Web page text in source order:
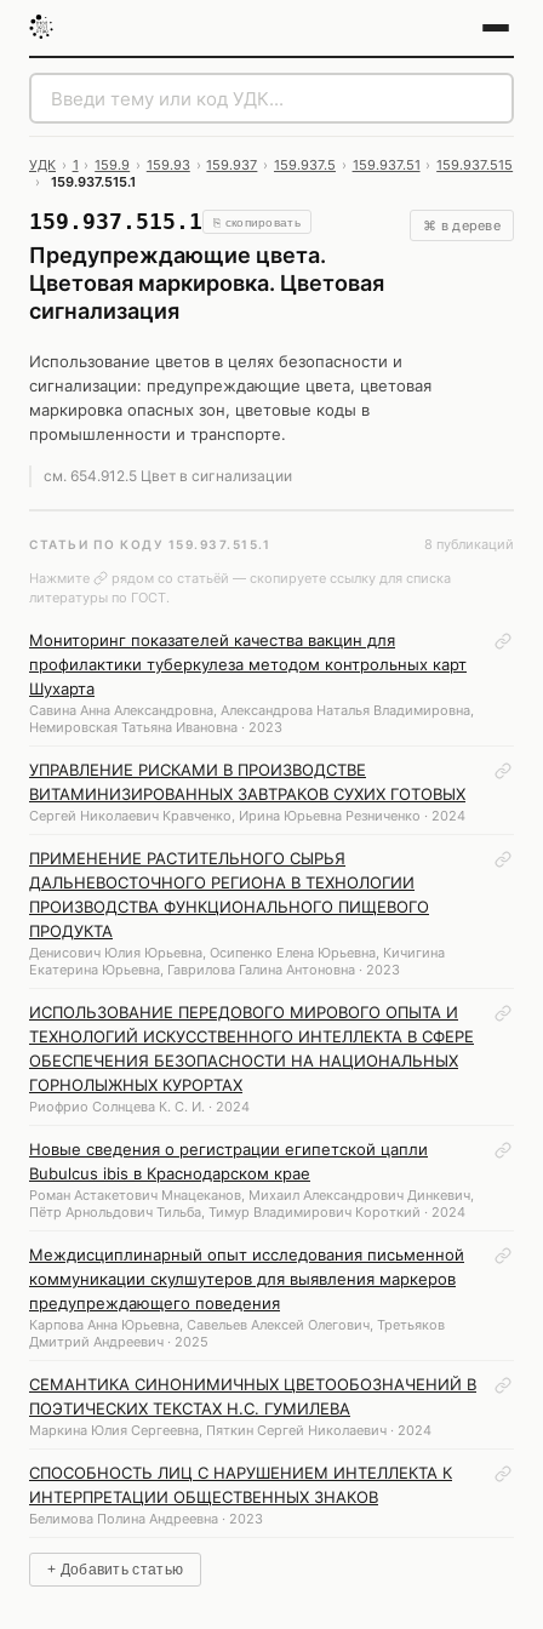
УДК › 1 › 159.9 › 159.93 › 159.937 › 159.937.5 › 159.937.51 › 159.937.515
›
159.937.515.1
159.937.515.1 ⎘ скопировать
Предупреждающие цвета.
Цветовая маркировка. Цветовая
сигнализация
⌘ в дереве
Использование цветов в целях безопасности и
сигнализации: предупреждающие цвета, цветовая
маркировка опасных зон, цветовые коды в
промышленности и транспорте.
см. 654.912.5 Цвет в сигнализации
СТАТЬИ ПО КОДУ 159.937.515.1
8 публикаций
Нажмите
рядом со статьёй — скопируете ссылку для списка
литературы по ГОСТ.
Мониторинг показателей качества вакцин для
профилактики туберкулеза методом контрольных карт
Шухарта
Савина Анна Александровна, Александрова Наталья Владимировна,
Немировская Татьяна Ивановна · 2023
УПРАВЛЕНИЕ РИСКАМИ В ПРОИЗВОДСТВЕ
ВИТАМИНИЗИРОВАННЫХ ЗАВТРАКОВ СУХИХ ГОТОВЫХ
Сергей Николаевич Кравченко, Ирина Юрьевна Резниченко · 2024
ПРИМЕНЕНИЕ РАСТИТЕЛЬНОГО СЫРЬЯ
ДАЛЬНЕВОСТОЧНОГО РЕГИОНА В ТЕХНОЛОГИИ
ПРОИЗВОДСТВА ФУНКЦИОНАЛЬНОГО ПИЩЕВОГО
ПРОДУКТА
Денисович Юлия Юрьевна, Осипенко Елена Юрьевна, Кичигина
Екатерина Юрьевна, Гаврилова Галина Антоновна · 2023
ИСПОЛЬЗОВАНИЕ ПЕРЕДОВОГО МИРОВОГО ОПЫТА И
ТЕХНОЛОГИЙ ИСКУССТВЕННОГО ИНТЕЛЛЕКТА В СФЕРЕ
ОБЕСПЕЧЕНИЯ БЕЗОПАСНОСТИ НА НАЦИОНАЛЬНЫХ
ГОРНОЛЫЖНЫХ КУРОРТАХ
Риофрио Солнцева К. С. И. · 2024
Новые сведения о регистрации египетской цапли
Bubulcus ibis в Краснодарском крае
Роман Астакетович Мнацеканов, Михаил Александрович Динкевич,
Пётр Арнольдович Тильба, Тимур Владимирович Короткий · 2024
Междисциплинарный опыт исследования письменной
коммуникации скулшутеров для выявления маркеров
предупреждающего поведения
Карпова Анна Юрьевна, Савельев Алексей Олегович, Третьяков
Дмитрий Андреевич · 2025
СЕМАНТИКА СИНОНИМИЧНЫХ ЦВЕТООБОЗНАЧЕНИЙ В
ПОЭТИЧЕСКИХ ТЕКСТАХ Н.С. ГУМИЛЕВА
Маркина Юлия Сергеевна, Пяткин Сергей Николаевич · 2024
СПОСОБНОСТЬ ЛИЦ С НАРУШЕНИЕМ ИНТЕЛЛЕКТА К
ИНТЕРПРЕТАЦИИ ОБЩЕСТВЕННЫХ ЗНАКОВ
Белимова Полина Андреевна · 2023
+ Добавить статью